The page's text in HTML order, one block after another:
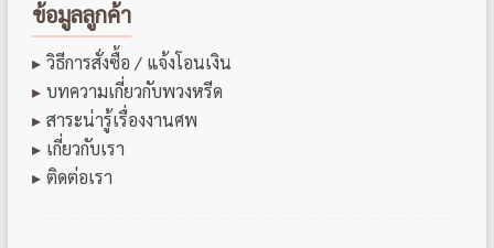
ข้อมูลลูกค้า
วิธีการสั่งซื้อ / แจ้งโอนเงิน
บทความเกี่ยวกับพวงหรีด
สาระน่ารู้เรื่องงานศพ
เกี่ยวกับเรา
ติดต่อเรา